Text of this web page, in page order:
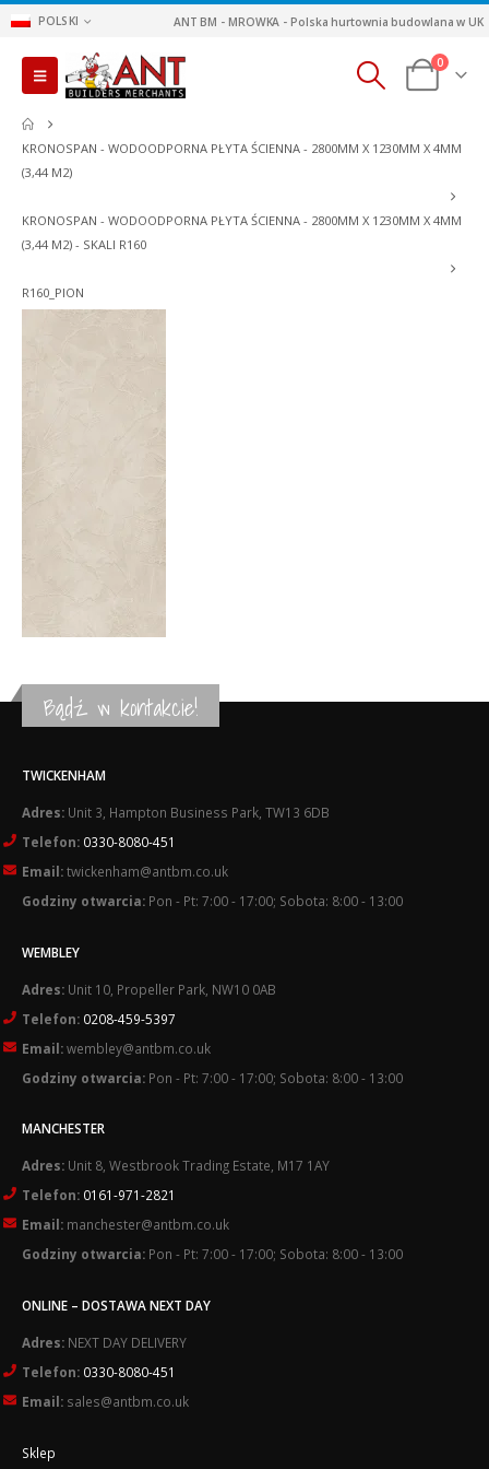
POLSKI ANT BM - MROWKA - Polska hurtownia budowlana w UK
0
KRONOSPAN - WODOODPORNA PŁYTA ŚCIENNA - 2800MM X 1230MM X 4MM
(3,44 M2)
KRONOSPAN - WODOODPORNA PŁYTA ŚCIENNA - 2800MM X 1230MM X 4MM
(3,44 M2) - SKALI R160
R160_PION
Bądź w kontakcie!
TWICKENHAM
Adres: Unit 3, Hampton Business Park, TW13 6DB
Telefon: 0330-8080-451
Email:twickenham@antbm.co.uk
Godziny otwarcia: Pon - Pt: 7:00 - 17:00; Sobota: 8:00 - 13:00
WEMBLEY
Adres: Unit 10, Propeller Park, NW10 0AB
Telefon: 0208-459-5397
Email:wembley@antbm.co.uk
Godziny otwarcia: Pon - Pt: 7:00 - 17:00; Sobota: 8:00 - 13:00
MANCHESTER
Adres: Unit 8, Westbrook Trading Estate, M17 1AY
Telefon: 0161-971-2821
Email: manchester@antbm.co.uk
Godziny otwarcia: Pon - Pt: 7:00 - 17:00; Sobota: 8:00 - 13:00
ONLINE – DOSTAWA NEXT DAY
Adres: NEXT DAY DELIVERY
Telefon: 0330-8080-451
Email: sales@antbm.co.uk
Sklep